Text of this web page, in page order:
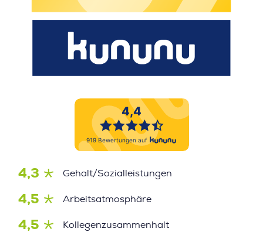
4,3 Gehalt/Sozialleistungen
4,5 Arbeitsatmosphäre
4,5 Kollegenzusammenhalt